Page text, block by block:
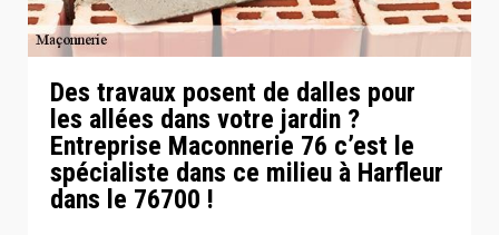
Des travaux posent de dalles pour
les allées dans votre jardin ?
Entreprise Maconnerie 76 c’est le
spécialiste dans ce milieu à Harfleur
dans le 76700 !